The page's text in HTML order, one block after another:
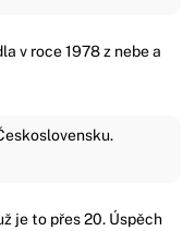
v roce 1978 z nebe a
je to přes 20. Úspěch